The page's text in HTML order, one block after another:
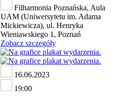
Filharmonia Poznańska, Aula
UAM (Uniwersytetu im. Adama
Mickiewicza), ul. Henryka
Wieniawskiego 1, Poznań
Zobacz szczegóły
16.06.2023
19:00